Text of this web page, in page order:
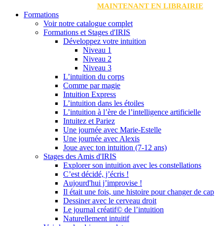
MAINTENANT EN LIBRAIRIE
Formations
Voir notre catalogue complet
Formations et Stages d'IRIS
Développez votre intuition
Niveau 1
Niveau 2
Niveau 3
L’intuition du corps
Comme par magie
Intuition Express
L’intuition dans les étoiles
L’intuition à l’ère de l’intelligence artificielle
Intuitez et Pariez
Une journée avec Marie-Estelle
Une journée avec Alexis
Joue avec ton intuition (7-12 ans)
Stages des Amis d'IRIS
Explorer son intuition avec les constellations
C’est décidé, j’écris !
Aujourd'hui j’improvise !
Il était une fois, une histoire pour changer de cap
Dessiner avec le cerveau droit
Le journal créatif© de l’intuition
Naturellement intuitif